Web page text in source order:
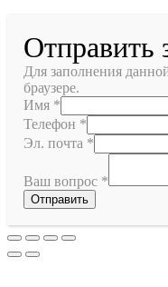
Отправить
Для заполнения
браузере.
Имя *
Телефон *
Эл. почта *
Ваш вопрос *
Отправить